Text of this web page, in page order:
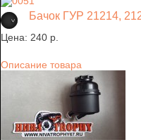
Бачок ГУР 21214,
Цена: 240 p.
Описание товара